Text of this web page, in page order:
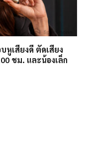
บหูเสียงดี ตัดเสียง
ชม. และน้องเล็ก